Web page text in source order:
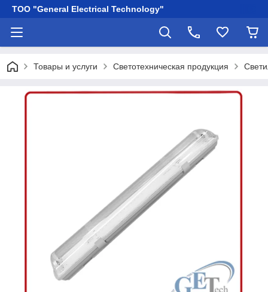
ТОО "General Electrical Technology"
Товары и услуги Светотехническая продукция